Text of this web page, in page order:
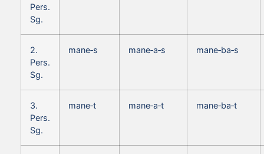
Pers.
Sg.
2.
Pers.
Sg.
mane‑s mane‑a‑s mane‑ba‑s
3.
Pers.
Sg.
mane‑t mane‑a‑t mane‑ba‑t